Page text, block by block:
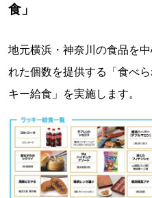
食」
地元横浜・神奈川の食品を
れた個数を提供する「食べ
キー給食」を実施します。